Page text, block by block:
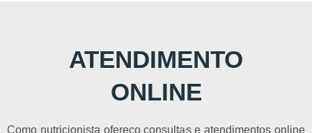
ATENDIMENTO
ONLINE
Como nutricionista ofereço consultas e atendimentos online